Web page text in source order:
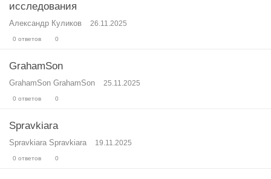
исследования
Александр Куликов 26.11.2025
0 ответов 0
GrahamSon
GrahamSon GrahamSon 25.11.2025
0 ответов 0
Spravkiara
Spravkiara Spravkiara 19.11.2025
0 ответов 0